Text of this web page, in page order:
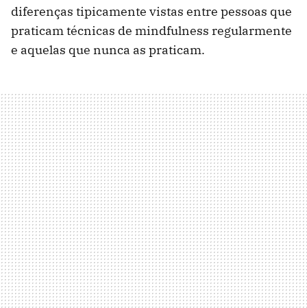
diferenças tipicamente vistas entre pessoas que
praticam técnicas de mindfulness regularmente
e aquelas que nunca as praticam.